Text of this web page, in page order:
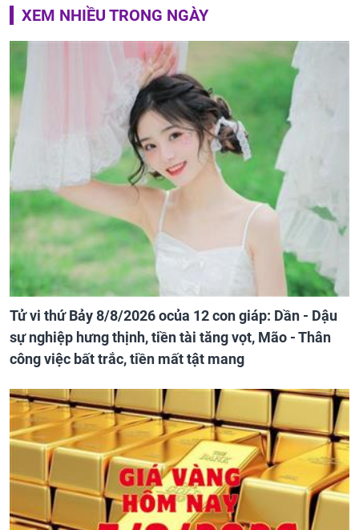
XEM NHIỀU TRONG NGÀY
Tử vi thứ Bảy 8/8/2026 ocủa 12 con giáp: Dần - Dậu
sự nghiệp hưng thịnh, tiền tài tăng vọt, Mão - Thân
công việc bất trắc, tiền mất tật mang